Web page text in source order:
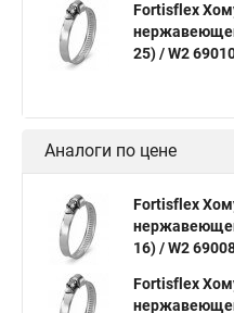
Хомуты металлические для
Хомут 20 цена
Хомут на нагрузку
Купить нейлоновые стяжки
Хомут крепление к стене
Стяжки или хомуты
Fortisflex
25) / W2
Аналоги по цене
Fortisflex
16) / W2
Fortisflex